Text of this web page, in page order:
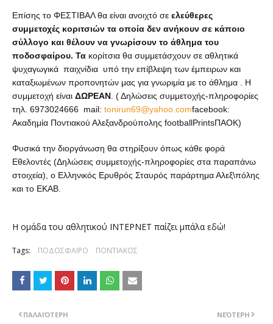
Επίσης το ΦΕΣΤΙΒΑΛ θα είναι ανοιχτό σε ελεύθερες
συμμετοχές κοριτσιών τα οποία δεν ανήκουν σε κάποιο
σύλλογο και θέλουν να γνωρίσουν το άθλημα του
ποδοσφαίρου. Τα κορίτσια θα συμμετάσχουν σε αθλητικά
ψυχαγωγικά παιχνίδια υπό την επίβλεψη των έμπειρων και
καταξιωμένων προπονητών μας για γνωριμία με το άθλημα . Η
συμμετοχή είναι ΔΩΡΕΑΝ . ( Δηλώσεις συμμετοχής-πληροφορίες
τηλ. 6973024666 mail: tonirun69@yahoo.comfacebook:
Ακαδημία Ποντιακού Αλεξανδρούπολης footballPrintsΠΑΟΚ)
Φυσικά την διοργάνωση θα στηρίξουν όπως κάθε φορά
Εθελοντές (Δηλώσεις συμμετοχής-πληροφορίες στα παραπάνω
στοιχεία), ο Ελληνικός Ερυθρός Σταυρός παράρτημα Αλεξ\πόλης
και το ΕΚΑΒ.
Η ομάδα του αθλητικού ΙΝΤΕΡΝΕΤ παίζει μπάλα εδώ!
Tags: ΠΟΔΟΣΦΑΙΡΟ ΠΟΝΤΙΑΚΟΣ
ΝΕΌΤΕΡΗ
ΠΑΛΑΙΌΤΕΡΗ